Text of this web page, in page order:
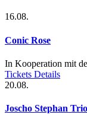
16.08.
Conic Rose
In Kooperation mit
Tickets Details
20.08.
Joscho Stephan Trio